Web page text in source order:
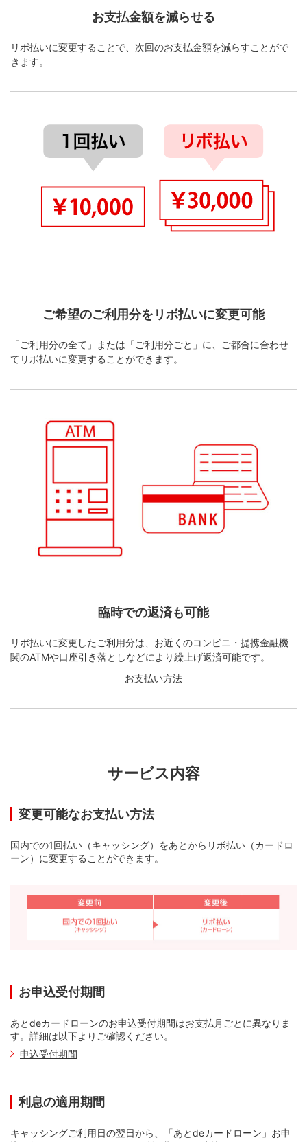
お支払金額を減らせる
リボ払いに変更することで、次回のお支払金額を減らすことがで
きます。
ご希望のご利用分を リボ払いに変更可能
「ご利用分の全て」または「ご利用分ごと」に、ご都合に合わせ
てリボ払いに変更することができます。
臨時での返済も可能
リボ払いに変更したご利用分は、お近くのコンビニ・提携金融機
関のATMや口座引き落としなどにより繰上げ返済可能です。
お支払い方法
サービス内容
変更可能なお支払い方法
国内での1回払い（キャッシング）をあとからリボ払い（カードロ
ーン）に変更することができます。
お申込受付期間
あとdeカードローンのお申込受付期間はお支払月ごとに異なりま
す。詳細は以下よりご確認ください。
申込受付期間
利息の適用期間
キャッシングご利用日の翌日から、「あとdeカードローン」お申